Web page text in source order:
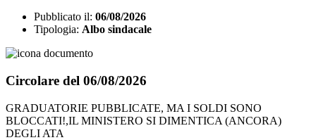
Pubblicato il: 06/08/2026
Tipologia: Albo sindacale
Circolare del 06/08/2026
GRADUATORIE PUBBLICATE, MA I SOLDI SONO
BLOCCATI!,IL MINISTERO SI DIMENTICA (ANCORA)
DEGLI ATA